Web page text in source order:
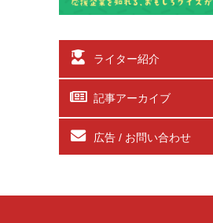
ライター紹介
記事アーカイブ
広告 / お問い合わせ